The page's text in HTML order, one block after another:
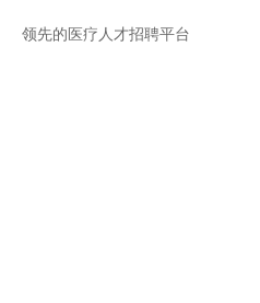
领先的医疗人才招聘平台